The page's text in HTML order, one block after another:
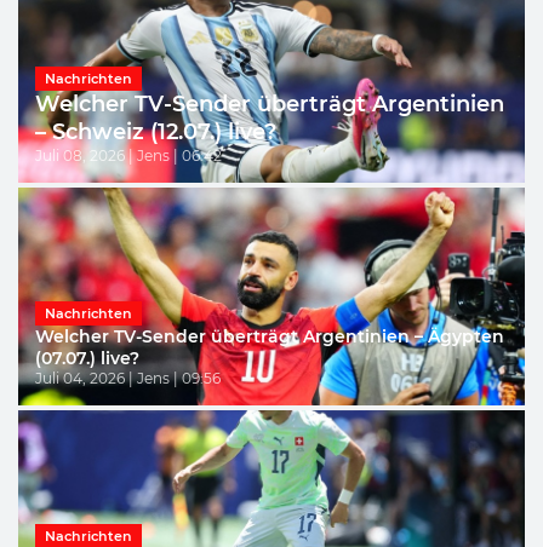
Nachrichten
Welcher TV-Sender überträgt Argentinien
– Schweiz (12.07.) live?
Juli 08, 2026 | Jens | 06:42
Nachrichten
Welcher TV-Sender überträgt Argentinien – Ägypten
(07.07.) live?
Juli 04, 2026 | Jens | 09:56
Nachrichten